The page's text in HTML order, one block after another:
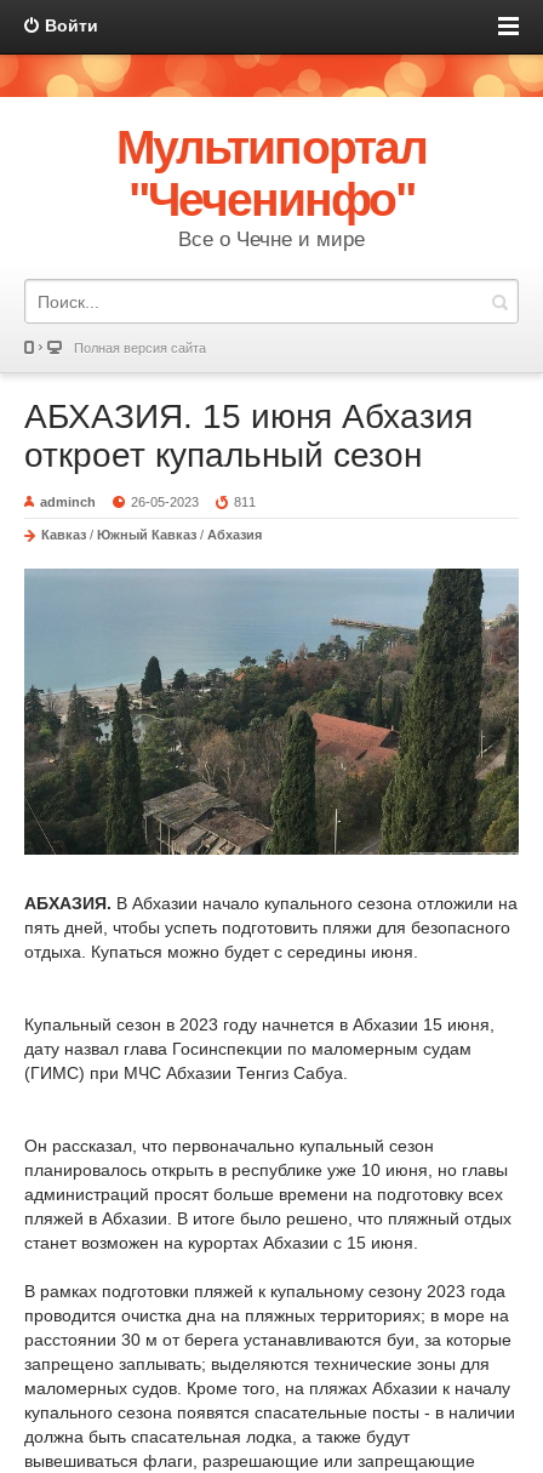
Войти
Мультипортал
"Чеченинфо"
Все о Чечне и мире
Полная версия сайта
АБХАЗИЯ. 15 июня Абхазия
откроет купальный сезон
adminch 26-05-2023 811
Кавказ / Южный Кавказ / Абхазия
АБХАЗИЯ. В Абхазии начало купального сезона отложили на
пять дней, чтобы успеть подготовить пляжи для безопасного
отдыха. Купаться можно будет с середины июня.
Купальный сезон в 2023 году начнется в Абхазии 15 июня,
дату назвал глава Госинспекции по маломерным судам
(ГИМС) при МЧС Абхазии Тенгиз Сабуа.
Он рассказал, что первоначально купальный сезон
планировалось открыть в республике уже 10 июня, но главы
администраций просят больше времени на подготовку всех
пляжей в Абхазии. В итоге было решено, что пляжный отдых
станет возможен на курортах Абхазии с 15 июня.
В рамках подготовки пляжей к купальному сезону 2023 года
проводится очистка дна на пляжных территориях; в море на
расстоянии 30 м от берега устанавливаются буи, за которые
запрещено заплывать; выделяются технические зоны для
маломерных судов. Кроме того, на пляжах Абхазии к началу
купального сезона появятся спасательные посты - в наличии
должна быть спасательная лодка, а также будут
вывешиваться флаги, разрешающие или запрещающие